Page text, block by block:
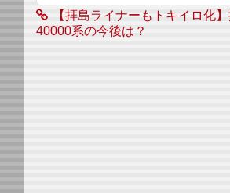
【拝島ライナーもトキイロ化
40000系の今後は？